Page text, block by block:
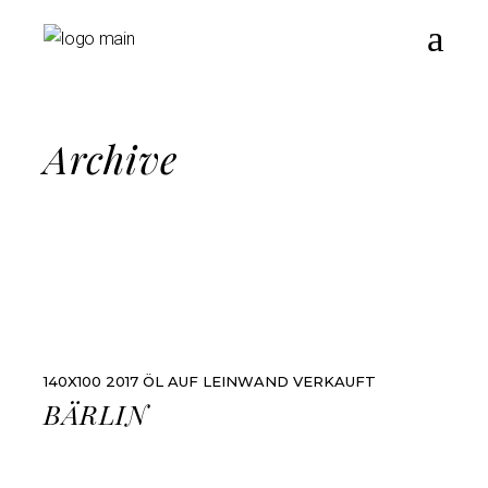
Archive
140X100 2017 ÖL AUF LEINWAND VERKAUFT
BÄRLIN